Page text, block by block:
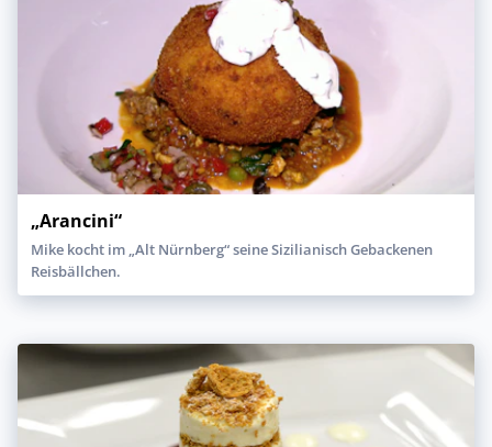
„Arancini“
Mike kocht im „Alt Nürnberg“ seine Sizilianisch Gebackenen
Reisbällchen.